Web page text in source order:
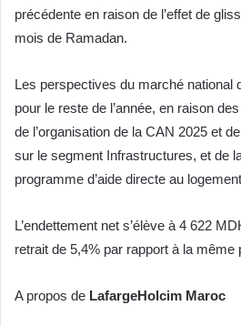
précédente en raison de l’effet de
mois de Ramadan.
Les perspectives du marché national
pour le reste de l’année, en raison
de l’organisation de la CAN 2025 et
sur le segment Infrastructures, et de
programme d’aide directe au
L’endettement net s’élève à 4 622
retrait de 5,4% par rapport à la même
A propos de LafargeHolcim Maroc